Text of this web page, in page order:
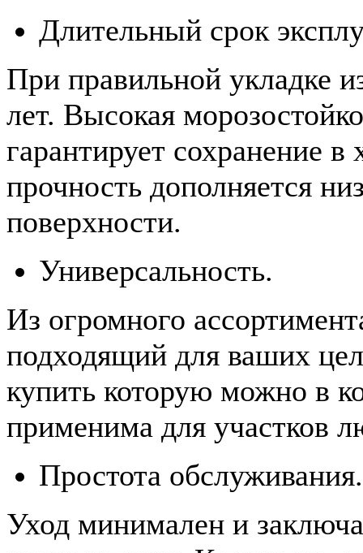
Длительный срок
При правильной укладке
лет. Высокая
гарантирует сохранение
прочность дополняется
поверхности.
Универсальность.
Из огромного
подходящий для ваших
купить которую можно в
применима для участков
Простота обслуживания.
Уход минимален и